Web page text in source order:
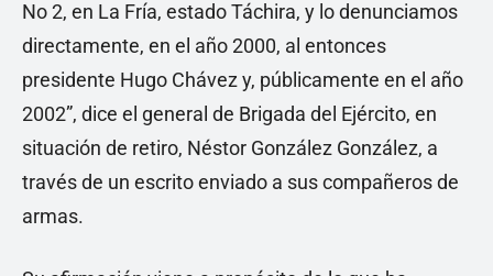
No 2, en La Fría, estado Táchira, y lo denunciamos
directamente, en el año 2000, al entonces
presidente Hugo Chávez y, públicamente en el año
2002”, dice el general de Brigada del Ejército, en
situación de retiro, Néstor González González, a
través de un escrito enviado a sus compañeros de
armas.